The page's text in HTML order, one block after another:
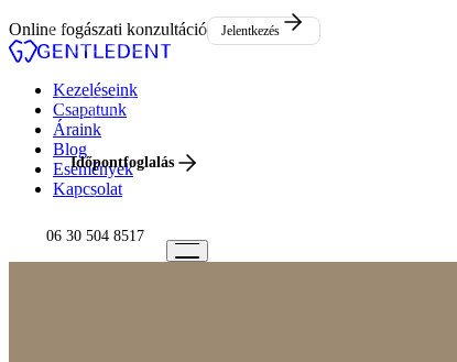
Online fogászati konzultáció Jelentkezés
Kezeléseink
Csapatunk
Áraink
Blog
Események
Kapcsolat
06 30 504 8517
Események
Kapcsolat
Időpontfoglalás